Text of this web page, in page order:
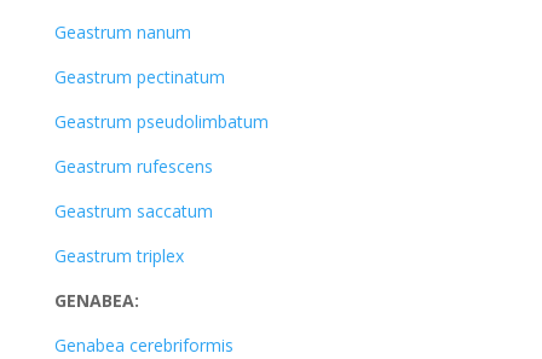
Geastrum nanum
Geastrum pectinatum
Geastrum pseudolimbatum
Geastrum rufescens
Geastrum saccatum
Geastrum triplex
GENABEA:
Genabea cerebriformis